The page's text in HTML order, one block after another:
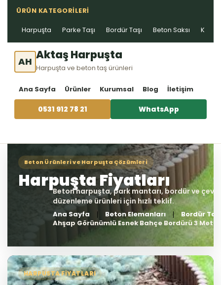
ÜRÜN KATEGORILERI
Harpuşta Parke Taşı Bordür Taşı Beton Saksı Kablo
AH Aktaş Harpuşta
Harpuşta ve beton taş ürünleri
Ana Sayfa Ürünler Kurumsal Blog İletişim
0531 912 78 21 WhatsApp
Ana Sayfa Beton Elemanları
Bordür Taşı
Ahşap Görünümlü Esnek Bahçe Bordürü 3 Metre
HARPUSTA FIYATLARI